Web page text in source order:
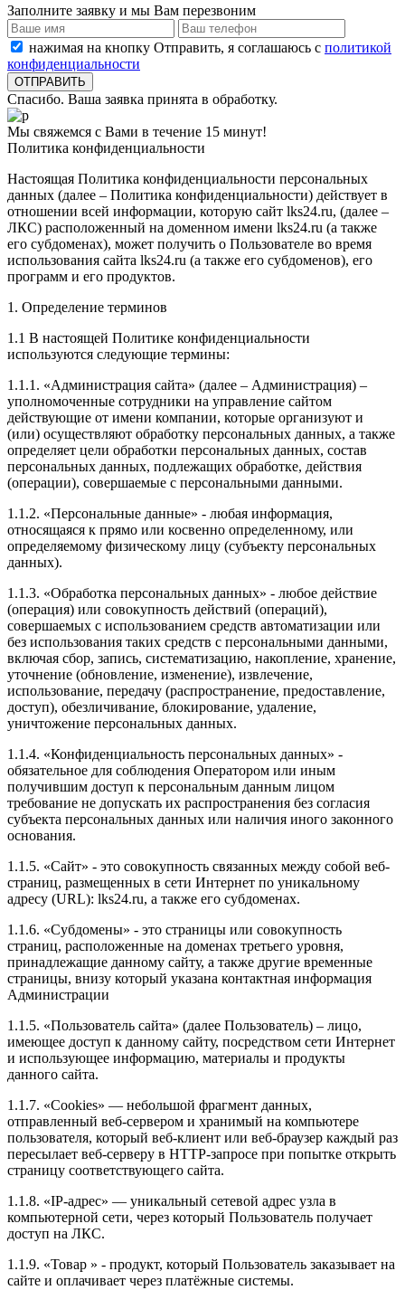
Заполните заявку и мы Вам перезвоним
нажимая на кнопку Отправить, я соглашаюсь с политикой
конфиденциальности
Спасибо. Ваша заявка принята в обработку.
Мы свяжемся с Вами в течение 15 минут!
Политика конфиденциальности
Настоящая Политика конфиденциальности персональных
данных (далее – Политика конфиденциальности) действует в
отношении всей информации, которую сайт lks24.ru, (далее –
ЛКС) расположенный на доменном имени lks24.ru (а также
его субдоменах), может получить о Пользователе во время
использования сайта lks24.ru (а также его субдоменов), его
программ и его продуктов.
1. Определение терминов
1.1 В настоящей Политике конфиденциальности
используются следующие термины:
1.1.1. «Администрация сайта» (далее – Администрация) –
уполномоченные сотрудники на управление сайтом
действующие от имени компании, которые организуют и
(или) осуществляют обработку персональных данных, а также
определяет цели обработки персональных данных, состав
персональных данных, подлежащих обработке, действия
(операции), совершаемые с персональными данными.
1.1.2. «Персональные данные» - любая информация,
относящаяся к прямо или косвенно определенному, или
определяемому физическому лицу (субъекту персональных
данных).
1.1.3. «Обработка персональных данных» - любое действие
(операция) или совокупность действий (операций),
совершаемых с использованием средств автоматизации или
без использования таких средств с персональными данными,
включая сбор, запись, систематизацию, накопление, хранение,
уточнение (обновление, изменение), извлечение,
использование, передачу (распространение, предоставление,
доступ), обезличивание, блокирование, удаление,
уничтожение персональных данных.
1.1.4. «Конфиденциальность персональных данных» -
обязательное для соблюдения Оператором или иным
получившим доступ к персональным данным лицом
требование не допускать их распространения без согласия
субъекта персональных данных или наличия иного законного
основания.
1.1.5. «Сайт» - это совокупность связанных между собой веб-
страниц, размещенных в сети Интернет по уникальному
адресу (URL): lks24.ru, а также его субдоменах.
1.1.6. «Субдомены» - это страницы или совокупность
страниц, расположенные на доменах третьего уровня,
принадлежащие данному сайту, а также другие временные
страницы, внизу который указана контактная информация
Администрации
1.1.5. «Пользователь сайта» (далее Пользователь) – лицо,
имеющее доступ к данному сайту, посредством сети Интернет
и использующее информацию, материалы и продукты
данного сайта.
1.1.7. «Cookies» — небольшой фрагмент данных,
отправленный веб-сервером и хранимый на компьютере
пользователя, который веб-клиент или веб-браузер каждый раз
пересылает веб-серверу в HTTP-запросе при попытке открыть
страницу соответствующего сайта.
1.1.8. «IP-адрес» — уникальный сетевой адрес узла в
компьютерной сети, через который Пользователь получает
доступ на ЛКС.
1.1.9. «Товар » - продукт, который Пользователь заказывает на
сайте и оплачивает через платёжные системы.